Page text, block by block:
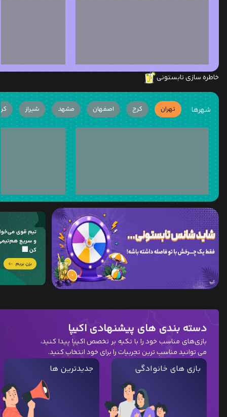
خاطره سازی تابستونی
شهرها تهران کرج اصفهان مشهد شیراز
دسته بندی های پیشنهادی اکیپا
بازی‌های مناسب خود را با تکیه بر تخصص اکیپا پیدا کنید،
می توانید مناسب ترین تجربیات را برای خود انتخاب کنید.
بازی های خانوادگی جدیدترین ها